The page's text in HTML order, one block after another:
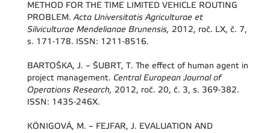
METHOD FOR THE TIME LIMITED VEHICLE ROUTING
PROBLEM.Acta Universitatis Agriculturae et
Silviculturae Mendelianae Brunensis, 2012, roč. LX, č. 7,
s. 171-178. ISSN: 1211-8516.
BARTOŠKA, J. – ŠUBRT, T. The effect of human agent in
project management. Central European Journal of
Operations Research, 2012, roč. 20, č. 3, s. 369-382.
ISSN: 1435-246X.
KÖNIGOVÁ, M. – FEJFAR, J. EVALUATION AND